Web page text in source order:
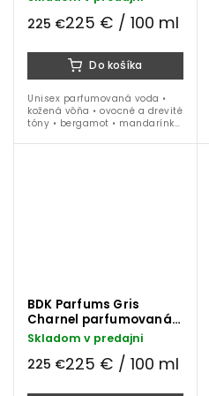
225 €225 € / 100 ml
Do košíka
Unisex parfumovaná voda •
kožená vôňa • ovocné a drevité
tóny • bergamot • mandarínka
semiš • vanilka • pižmo •
BDK Parfums Gris
Charnel parfumovaná
voda 100 ml
Skladom v predajni
225 €225 € / 100 ml